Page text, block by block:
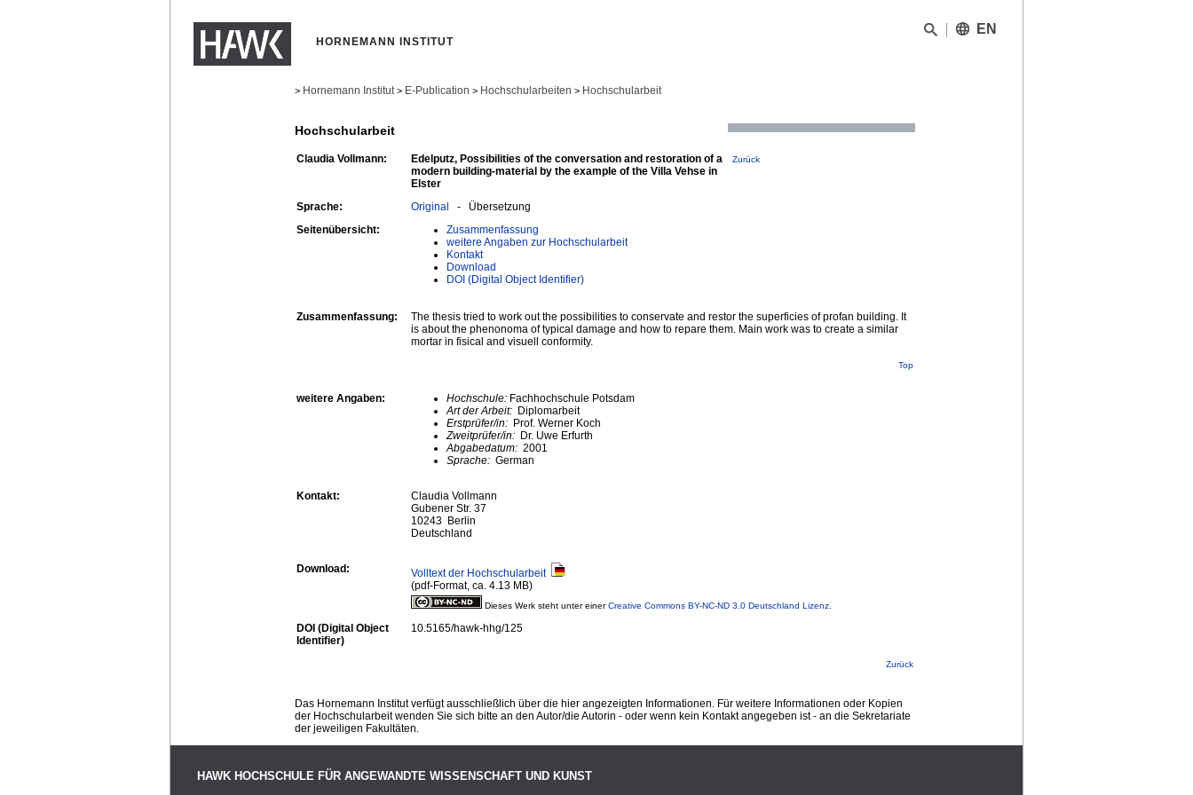
HORNEMANN INSTITUT
EN
> Hornemann Institut > E-Publication > Hochschularbeiten > Hochschularbeit
Hochschularbeit
Claudia Vollmann:
Edelputz, Possibilities of the conversation and restoration of a
modern building-material by the example of the Villa Vehse in
Elster
Zurück
Sprache: Original - Übersetzung
Seitenübersicht:
Zusammenfassung
weitere Angaben zur Hochschularbeit
Kontakt
Download
DOI (Digital Object Identifier)
Zusammenfassung:
The thesis tried to work out the possibilities to conservate and restor the superficies of profan building. It
is about the phenonoma of typical damage and how to repare them. Main work was to create a similar
mortar in fisical and visuell conformity.
Top
weitere Angaben: Hochschule: Fachhochschule Potsdam
Art der Arbeit: Diplomarbeit
Erstprüfer/in: Prof. Werner Koch
Zweitprüfer/in: Dr. Uwe Erfurth
Abgabedatum: 2001
Sprache: German
Kontakt:
Claudia Vollmann
Gubener Str. 37
10243 Berlin
Deutschland
Download:
Volltext der Hochschularbeit
(pdf-Format, ca. 4.13 MB)
Dieses Werk steht unter einerCreative Commons BY-NC-ND 3.0 Deutschland Lizenz
DOI (Digital Object
Identifier)
10.5165/hawk-hhg/125
Zurück
Das Hornemann Institut verfügt ausschließlich über die hier angezeigten Informationen. Für weitere Informationen oder Kopien
der Hochschularbeit wenden Sie sich bitte an den Autor/die Autorin - oder wenn kein Kontakt angegeben ist - an die Sekretariate
der jeweiligen Fakultäten.
HAWK HOCHSCHULE FÜR ANGEWANDTE WISSENSCHAFT UND KUNST